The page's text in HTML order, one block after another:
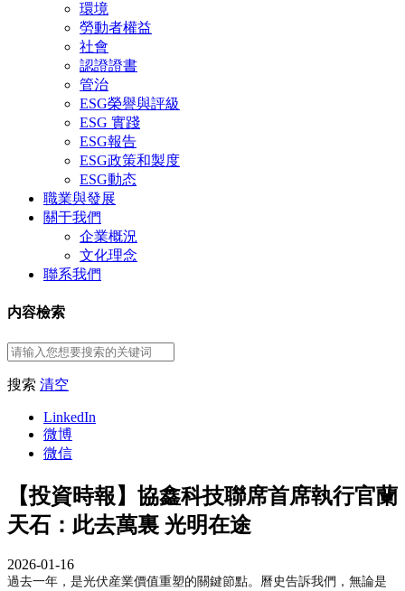
環境
勞動者權益
社會
認證證書
管治
ESG榮譽與評級
ESG 實踐
ESG報告
ESG政策和製度
ESG動态
職業與發展
關于我們
企業概況
文化理念
聯系我們
内容檢索
搜索 清空
LinkedIn
微博
微信
【投資時報】協鑫科技聯席首席執行官蘭
天石：此去萬裏 光明在途
2026-01-16
過去一年，是光伏産業價值重塑的關鍵節點。曆史告訴我們，無論是